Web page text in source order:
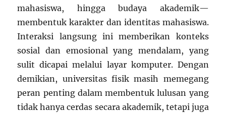
mahasiswa, hingga budaya akademik—
membentuk karakter dan identitas mahasiswa.
Interaksi langsung ini memberikan konteks
sosial dan emosional yang mendalam, yang
sulit dicapai melalui layar komputer. Dengan
demikian, universitas fisik masih memegang
peran penting dalam membentuk lulusan yang
tidak hanya cerdas secara akademik, tetapi juga